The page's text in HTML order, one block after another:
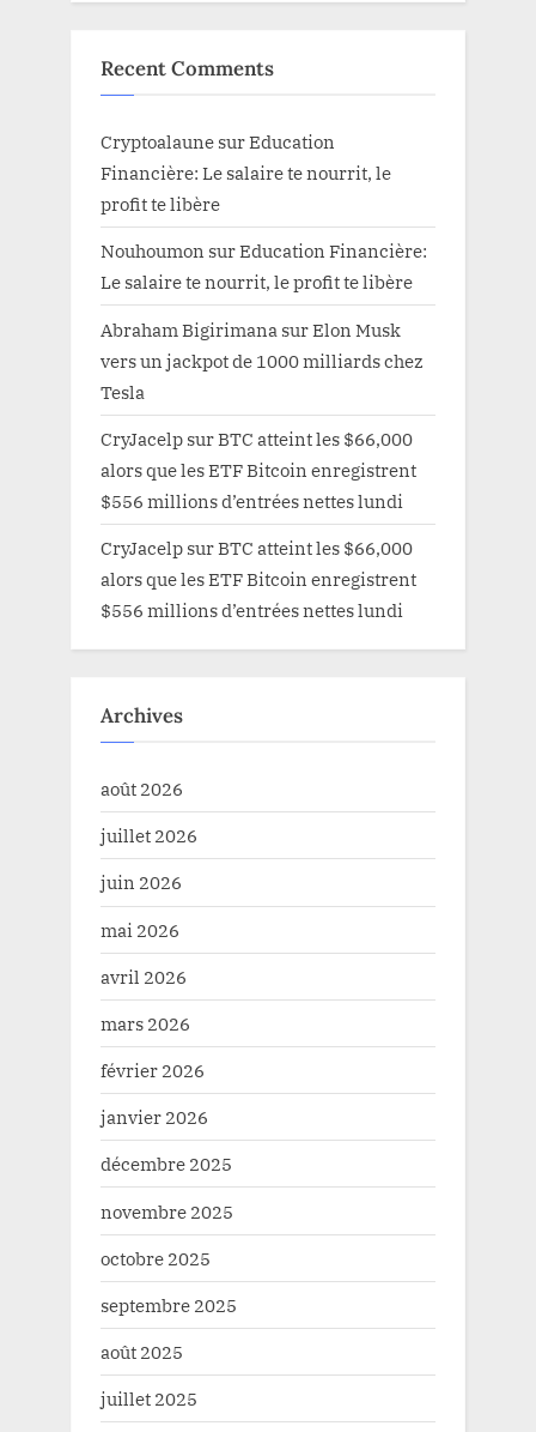
Recent Comments
Cryptoalaune surEducation
Financière: Le salaire te nourrit, le
profit te libère
Nouhoumon surEducation Financière:
Le salaire te nourrit, le profit te libère
Abraham Bigirimana surElon Musk
vers un jackpot de 1000 milliards chez
Tesla
CryJacelp surBTC atteint les $66,000
alors que les ETF Bitcoin enregistrent
$556 millions d’entrées nettes lundi
CryJacelp surBTC atteint les $66,000
alors que les ETF Bitcoin enregistrent
$556 millions d’entrées nettes lundi
Archives
août 2026
juillet 2026
juin 2026
mai 2026
avril 2026
mars 2026
février 2026
janvier 2026
décembre 2025
novembre 2025
octobre 2025
septembre 2025
août 2025
juillet 2025